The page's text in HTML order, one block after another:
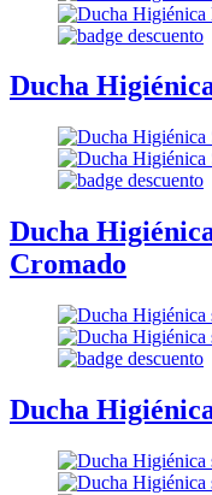
Ducha
Ducha
Cromado
Ducha